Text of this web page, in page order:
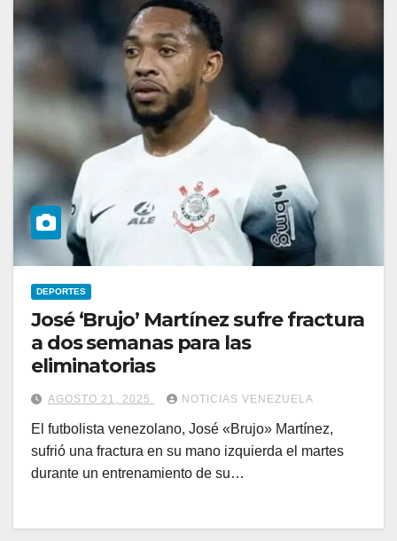
DEPORTES
José ‘Brujo’ Martínez sufre fractura
a dos semanas para las
eliminatorias
AGOSTO 21, 2025 NOTICIAS VENEZUELA
El futbolista venezolano, José «Brujo» Martínez,
sufrió una fractura en su mano izquierda el martes
durante un entrenamiento de su…